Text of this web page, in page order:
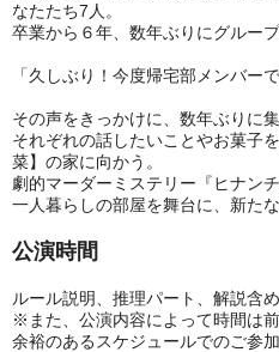
なたたち7人。
卒業から６年、数年ぶりにグルー
「久しぶり！今度帰宅部メンバー
その声をきっかけに、数年ぶりに
それぞれの話したいことやお菓子
菜】の家に向かう。
劇的マーダーミステリー『ヒナンチ
一人暮らしの部屋を舞台に、新た
公演時間
ルール説明、推理パート、解説含
※また、公演内容によって時間は
余裕のあるスケジュールでのご参